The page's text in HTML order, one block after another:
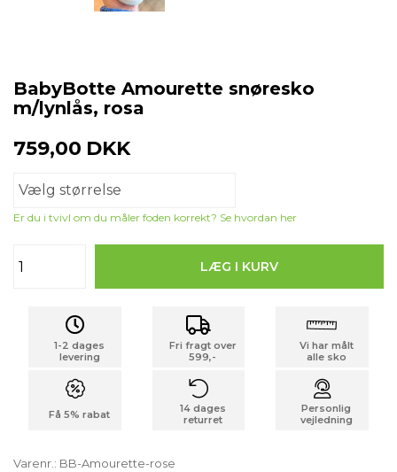
BabyBotte Amourette snøresko
m/lynlås, rosa
759,00 DKK
Er du i tvivl om du måler foden korrekt? Se hvordan her
1-2 dages
levering
Fri fragt over
599,-
Vi har målt
alle sko
Få 5% rabat
14 dages
returret
Personlig
vejledning
Varenr.: BB-Amourette-rose